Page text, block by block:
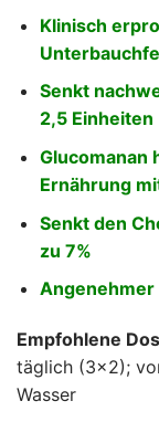
Klinisch
Senkt
2,5 Einheiten
Glucomanan
Ernährung
Senkt den
zu 7%
Angenehmer
Empfohlene
täglich (3×2);
Wasser